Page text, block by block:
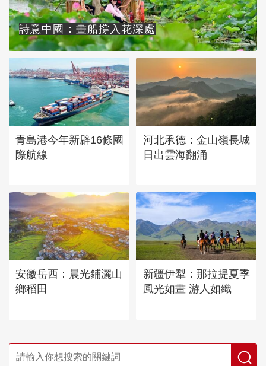
詩意中國：畫船撐入花深處
青島港今年新辟16條國
際航線
河北承德：金山嶺長城
日出雲海翻涌
安徽岳西：晨光鋪灑山
鄉稻田
新疆伊犁：那拉提夏季
風光如畫 游人如織